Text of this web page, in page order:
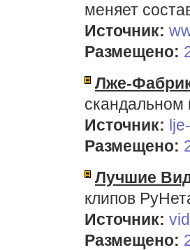
меняет
Источник:
Размещено:
Лже-
скандальном
Источник:
Размещено:
Лучшие
клипов
Источник:
Размещено: